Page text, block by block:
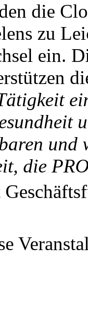
die
zu
ein.
die